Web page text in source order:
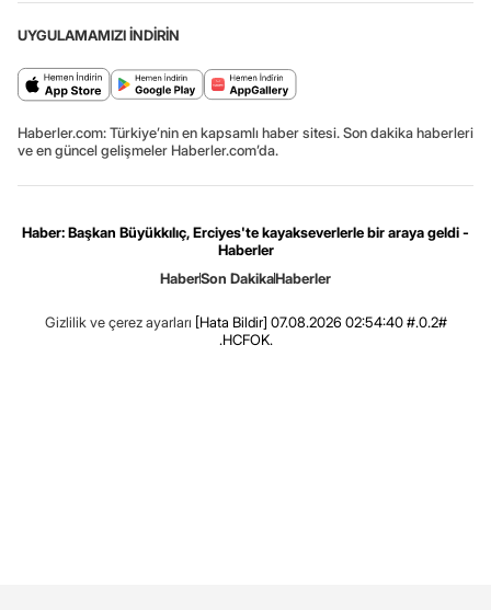
UYGULAMAMIZI İNDİRİN
Haberler.com: Türkiye’nin en kapsamlı haber sitesi. Son dakika haberleri
ve en güncel gelişmeler Haberler.com’da.
Haber: Başkan Büyükkılıç, Erciyes'te kayakseverlerle bir araya geldi -
Haberler
HaberSon DakikaHaberler
Gizlilik ve çerez ayarları [Hata Bildir] 07.08.2026 02:54:40 #.0.2#
.HCFOK.